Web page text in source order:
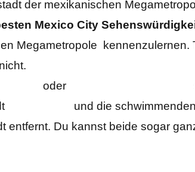
der mexikanischen
Mexico City
Megametropole
oder
und die
entfernt. Du kannst beide sogar